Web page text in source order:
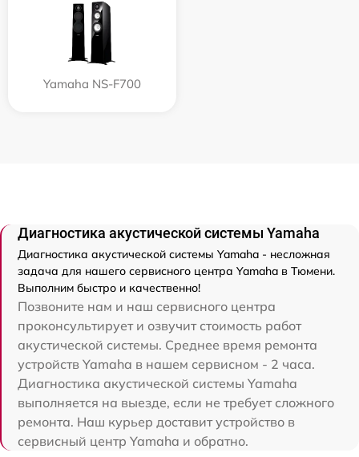
Yamaha NS-F700
Диагностика акустической системы Yamaha
Диагностика акустической системы Yamaha - несложная
задача для нашего сервисного центра Yamaha в Тюмени.
Выполним быстро и качественно!
Позвоните нам и наш сервисного центра
проконсультирует и озвучит стоимость работ
акустической системы. Среднее время ремонта
устройств Yamaha в нашем сервисном - 2 часа.
Диагностика акустической системы Yamaha
выполняется на выезде, если не требует сложного
ремонта. Наш курьер доставит устройство в
сервисный центр Yamaha и обратно.